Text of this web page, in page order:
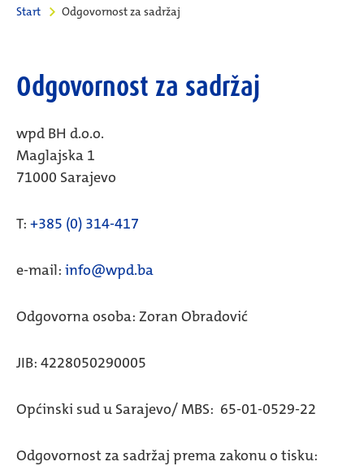
Start Odgovornost za sadržaj
Odgovornost za sadržaj
wpd BH d.o.o.
Maglajska 1
71000 Sarajevo
T: +385 (0) 314-417
e-mail: info@wpd.ba
Odgovorna osoba: Zoran Obradović
JIB: 4228050290005
Općinski sud u Sarajevo/ MBS: 65-01-0529-22
Odgovornost za sadržaj prema zakonu o tisku: